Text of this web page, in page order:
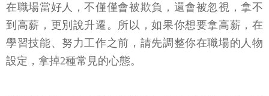
在職場當好人，不僅僅會被欺負，還會被忽視，拿不
到高薪，更別說升遷。所以，如果你想要拿高薪，在
學習技能、努力工作之前，請先調整你在職場的人物
設定，拿掉2種常見的心態。